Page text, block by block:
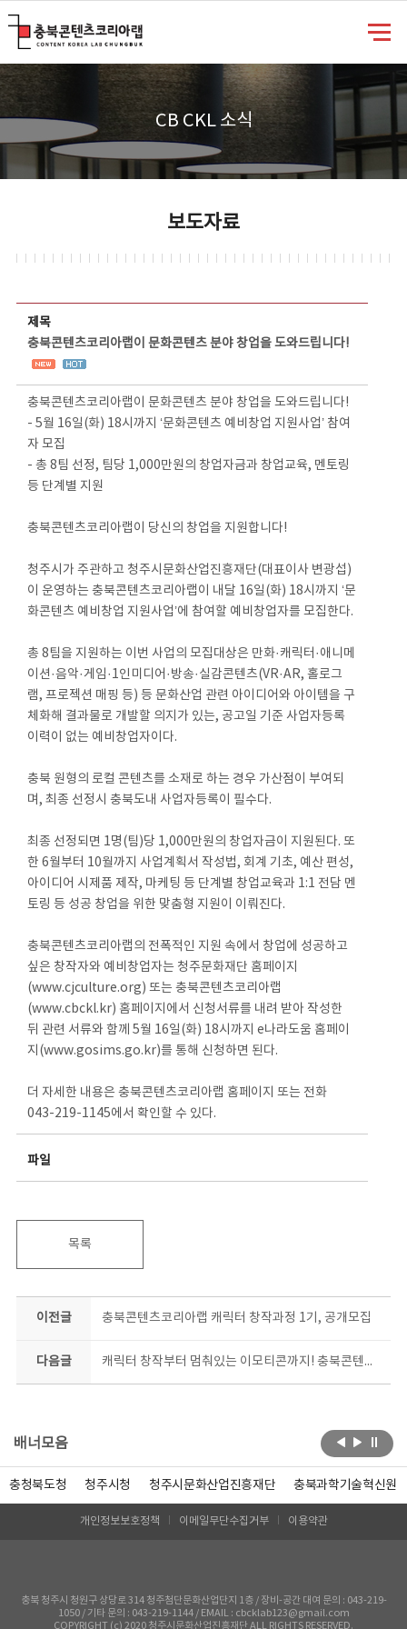
CB CKL 소식
보도자료
제목
충북콘텐츠코리아랩이 문화콘텐츠 분야 창업을 도와드립니다!
충북콘텐츠코리아랩이 문화콘텐츠 분야 창업을 도와드립니다!
- 5월 16일(화) 18시까지 ‘문화콘텐츠 예비창업 지원사업’ 참여
자 모집
- 총 8팀 선정, 팀당 1,000만원의 창업자금과 창업교육, 멘토링
등 단계별 지원
충북콘텐츠코리아랩이 당신의 창업을 지원합니다!
청주시가 주관하고 청주시문화산업진흥재단(대표이사 변광섭)
이 운영하는 충북콘텐츠코리아랩이 내달 16일(화) 18시까지 ‘문
화콘텐츠 예비창업 지원사업’에 참여할 예비창업자를 모집한다.
총 8팀을 지원하는 이번 사업의 모집대상은 만화·캐릭터·애니메
이션·음악·게임·1인미디어·방송·실감콘텐츠(VR·AR, 홀로그
램, 프로젝션 매핑 등) 등 문화산업 관련 아이디어와 아이템을 구
체화해 결과물로 개발할 의지가 있는, 공고일 기준 사업자등록
이력이 없는 예비창업자이다.
충북 원형의 로컬 콘텐츠를 소재로 하는 경우 가산점이 부여되
며, 최종 선정시 충북도내 사업자등록이 필수다.
최종 선정되면 1명(팀)당 1,000만원의 창업자금이 지원된다. 또
한 6월부터 10월까지 사업계획서 작성법, 회계 기초, 예산 편성,
아이디어 시제품 제작, 마케팅 등 단계별 창업교육과 1:1 전담 멘
토링 등 성공 창업을 위한 맞춤형 지원이 이뤄진다.
충북콘텐츠코리아랩의 전폭적인 지원 속에서 창업에 성공하고
싶은 창작자와 예비창업자는 청주문화재단 홈페이지
(www.cjculture.org) 또는 충북콘텐츠코리아랩
(www.cbckl.kr) 홈페이지에서 신청서류를 내려 받아 작성한
뒤 관련 서류와 함께 5월 16일(화) 18시까지 e나라도움 홈페이
지(www.gosims.go.kr)를 통해 신청하면 된다.
더 자세한 내용은 충북콘텐츠코리아랩 홈페이지 또는 전화
043-219-1145에서 확인할 수 있다.
파일
목록
이전글 충북콘텐츠코리아랩 캐릭터 창작과정 1기, 공개모집
다음글 캐릭터 창작부터 멈춰있는 이모티콘까지! 충북콘텐츠코리아랩, 2개 과정 수강생 동시모집
배너모음
충청북도청 청주시청 청주시문화산업진흥재단 충북과학기술혁신원
개인정보보호정책 이메일무단수집거부 이용약관
충북 청주시 청원구 상당로 314 청주첨단문화산업단지 1층 / 장비-공간 대여 문의 : 043-219-
1050 / 기타 문의 : 043-219-1144 / EMAIL : cbcklab123@gmail.com
COPYRIGHT (c) 2020 청주시문화산업진흥재단 ALL RIGHTS RESERVED.